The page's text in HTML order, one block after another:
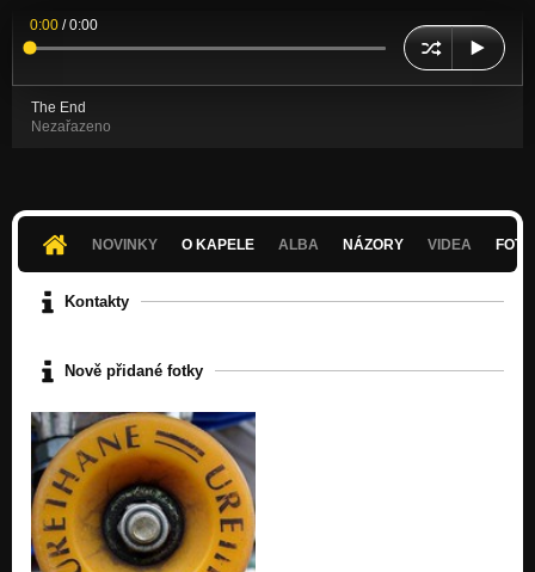
0:00 /0:00
The End
Nezařazeno
NOVINKY O KAPELE ALBA NÁZORY VIDEA
Kontakty
Nově přidané fotky